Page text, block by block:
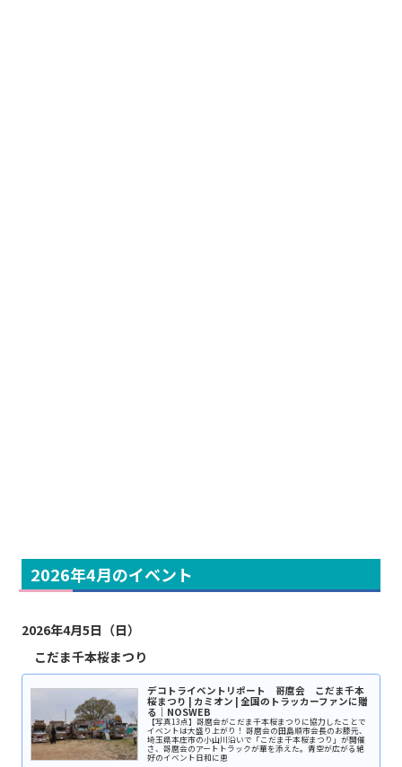
2026年4月のイベント
2026年4月5日（日）
こだま千本桜まつり
デコトライベントリポート 哥麿会 こだま千本
桜まつり | カミオン | 全国のトラッカーファンに贈
る｜NOSWEB
【写真13点】哥麿会がこだま千本桜まつりに協力したことで
イベントは大盛り上がり！ 哥麿会の田島順市会長のお膝元、
埼玉県本庄市の小山川沿いで「こだま千本桜まつり」が開催
さ、哥麿会のアートトラックが華を添えた。青空が広がる絶
好のイベント日和に恵